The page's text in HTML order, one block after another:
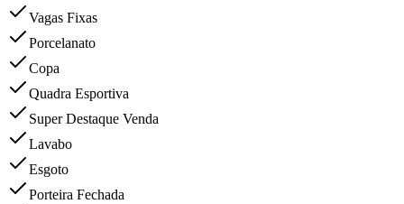
Vagas Fixas
Porcelanato
Copa
Quadra Esportiva
Super Destaque Venda
Lavabo
Esgoto
Porteira Fechada